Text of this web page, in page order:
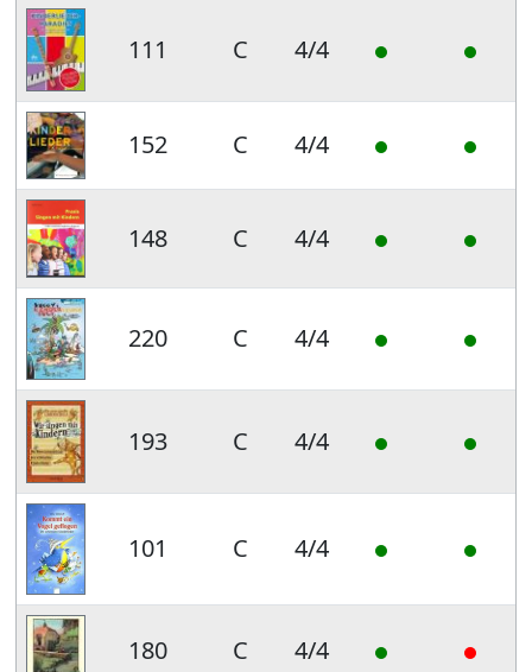
111 C 4/4
152 C 4/4
148 C 4/4
220 C 4/4
193 C 4/4
101 C 4/4
180 C 4/4